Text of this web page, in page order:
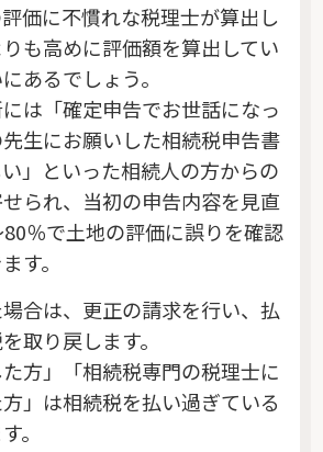
価に不慣れな税理士が算出し
も高めに評価額を算出してい
あるでしょう。
は「確定申告でお世話になっ
生にお願いした相続税申告書
」といった相続人の方からの
られ、当初の申告内容を見直
％で土地の評価に誤りを確認
す。
合は、更正の請求を行い、払
取り戻します。
た方」「相続税専門の税理士に
」は相続税を払い過ぎている
。